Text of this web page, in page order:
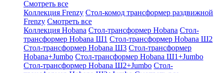
Смотреть все
Коллекция Frenzy Стол-комод трансформер раздвижной
Frenzy Смотреть все
Коллекция Hobana Стол-трансформер Hobana Стол-
трансформер Hobana Ш1 Стол-трансформер Hobana Ш2
Стол-трансформер Hobana Ш3 Стол-трансформер
Hobana+Jumbo Стол-трансформер Hobana Ш1+Jumbo
Стол-трансформер Hobana Ш2+Jumbo Стол-